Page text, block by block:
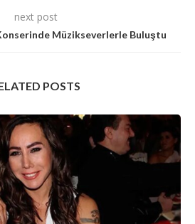
next post
Müzikseverlerle Buluştu
POSTS